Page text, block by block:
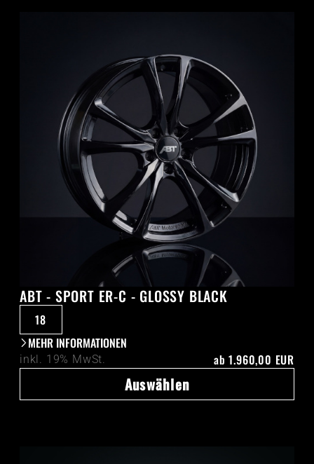
ABT - SPORT ER-C - GLOSSY BLACK
18
MEHR INFORMATIONEN
inkl. 19% MwSt. ab1.960,00 EUR
Auswählen